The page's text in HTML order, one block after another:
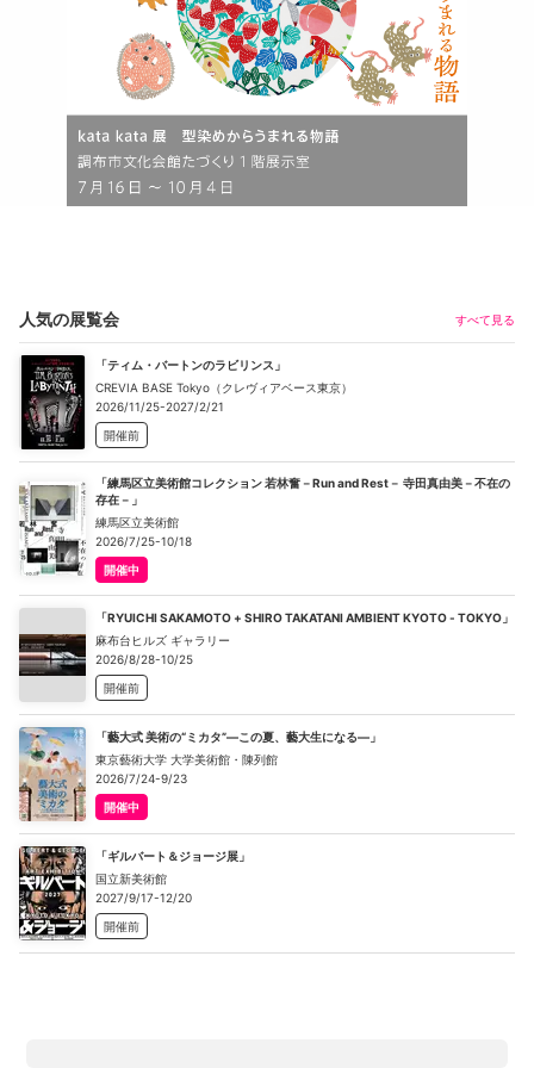
人気の展覧会 すべて見る
「ティム・バートンのラビリンス」
CREVIA BASE Tokyo（クレヴィアベース東京）
2026/11/25-2027/2/21
開催前
「練馬区立美術館コレクション 若林奮－Run and Rest－ 寺田真由美－不在の
存在－」
練馬区立美術館
2026/7/25-10/18
開催中
「RYUICHI SAKAMOTO + SHIRO TAKATANI AMBIENT KYOTO - TOKYO」
麻布台ヒルズ ギャラリー
2026/8/28-10/25
開催前
「藝大式 美術の“ミカタ”―この夏、藝大生になる―」
東京藝術大学 大学美術館・陳列館
2026/7/24-9/23
開催中
「ギルバート＆ジョージ展」
国立新美術館
2027/9/17-12/20
開催前